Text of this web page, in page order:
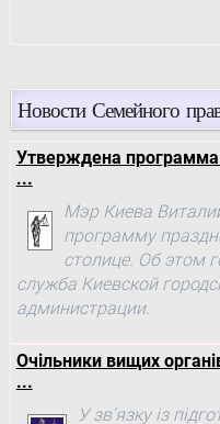
Новости Семейного
Утверждена программа
...
Мэр Киева
программу
столице. Об этом
служба Киевской
администрации.
Очільники вищих
...
У зв’язку із